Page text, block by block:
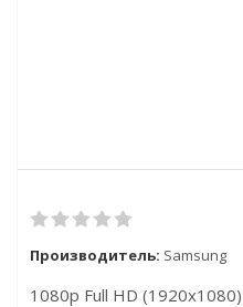
Производитель: Samsung
1080p Full HD (1920x1080)